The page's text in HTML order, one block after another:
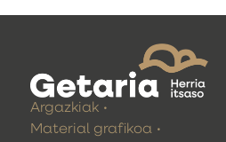
Argazkiak
Material grafikoa